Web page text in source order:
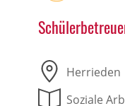
Herrieden
Soziale